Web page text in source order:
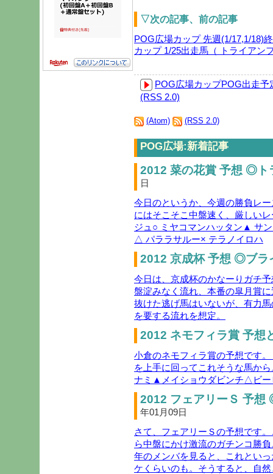
▽次の記事、前の記事
POG広場カップ 先週(1/17,1/18)
カップ 1/25出走馬（ トライアン
POG広場カップPOG出走予
(RSS 2.0)
(Atom) (RSS 2.0)
POG広場:新着記事
2012 菜の花賞 予想 ◎ト
日
今日のというか、今週の勝負レ
にはそこそこ中盤速く、厳しい
ジュ○ ミヤコマンハッタン▲ サ
△ パララサルー× テラノイロハ
2012 京成杯 予想 ◎ブラ
今日は、京成杯のかなーりガチ
盤淀みなく流れ、本番の皐月賞
抜けた逃げ馬はいないが、有力
を要する流れを想定。
2012 ネモフィラ賞 予想
小倉のネモフィラ賞の予想です
を上手に回ってこれそうな馬か
ナミ▲メイショウダビンチ△ビー
2012 フェアリーＳ 予
年01月09日
さて、フェアリーＳの予想です
ら中盤にかけ激流のガチンコ勝
年のメンバを見ると、これとい
ケくらいのも。そうすると、自